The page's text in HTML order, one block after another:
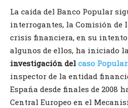
La caída del Banco Popular
interrogantes, la Comisión de
crisis financiera, en su intento
algunos de ellos, ha iniciado
investigación del caso Popular
inspector de la entidad
España desde finales de 2008
Central Europeo en el